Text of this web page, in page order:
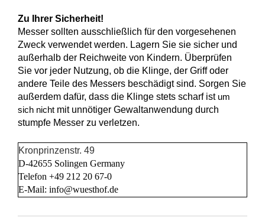
Zu Ihrer Sicherheit!
Messer sollten ausschließlich für den vorgesehenen
Zweck verwendet werden. Lagern Sie sie sicher und
außerhalb der Reichweite von Kindern. Überprüfen
Sie vor jeder Nutzung, ob die Klinge, der Griff oder
andere Teile des Messers beschädigt sind. Sorgen Sie
außerdem dafür, dass die Klinge stets scharf ist um
sich nicht mit unnötiger Gewaltanwendung durch
stumpfe Messer zu verletzen.
Kronprinzenstr. 49
D-42655 Solingen Germany
Telefon +49 212 20 67-0
E-Mail: info@wuesthof.de